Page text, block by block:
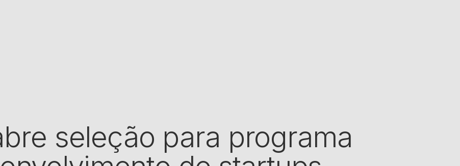
seleção para programa